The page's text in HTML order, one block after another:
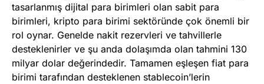
tasarlanmış dijital para birimleri olan sabit para
birimleri, kripto para birimi sektöründe çok önemli bir
rol oynar. Genelde nakit rezervleri ve tahvillerle
desteklenirler ve şu anda dolaşımda olan tahmini 130
milyar dolar değerindedir. Tamamen eşleşen fiat para
birimi tarafından desteklenen stablecoin’lerin